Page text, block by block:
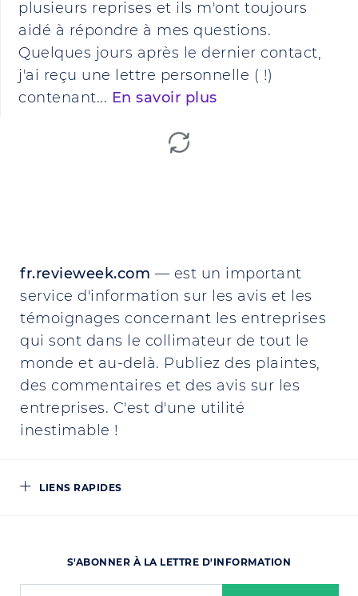
plusieurs reprises et ils m'ont toujours
aidé à répondre à mes questions.
Quelques jours après le dernier contact,
j'ai reçu une lettre personnelle ( !)
contenant... En savoir plus
fr.revieweek.com — est un important
service d'information sur les avis et les
témoignages concernant les entreprises
qui sont dans le collimateur de tout le
monde et au-delà. Publiez des plaintes,
des commentaires et des avis sur les
entreprises. C'est d'une utilité
inestimable !
LIENS RAPIDES
S'ABONNER À LA LETTRE D'INFORMATION